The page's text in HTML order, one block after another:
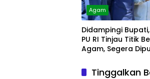
Agam
Didampingi
PU RI Tinjau Titik
Agam, Segera
Tinggalkan